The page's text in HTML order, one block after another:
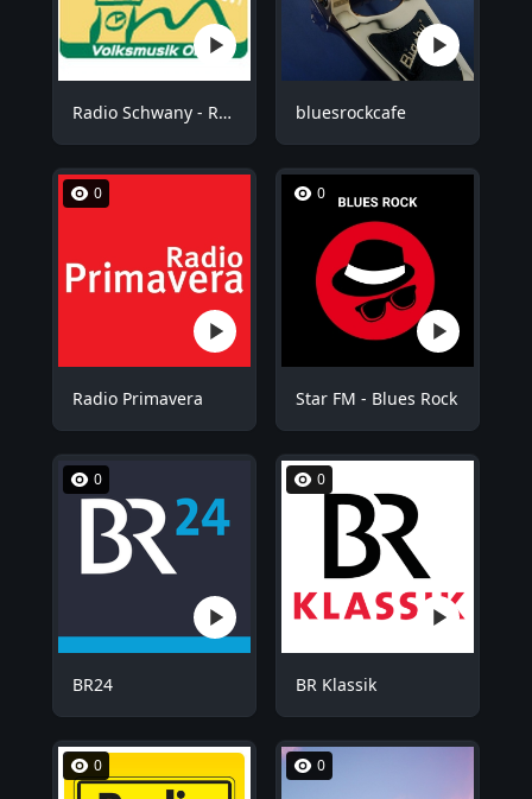
Radio Schwany - Radio Bläss bluesrockcafe
0
Radio Primavera
0
Star FM - Blues Rock
0
BR24
0
BR Klassik
0 0